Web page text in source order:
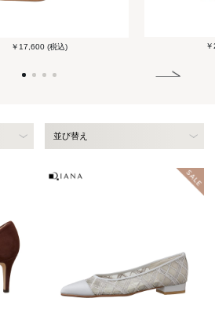
￥17,600 (税込)
並び替え